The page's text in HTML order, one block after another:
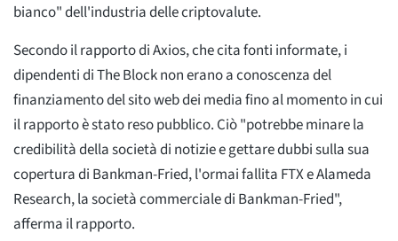
bianco" dell'industria delle criptovalute.
Secondo il rapporto di Axios, che cita fonti informate, i
dipendenti di The Block non erano a conoscenza del
finanziamento del sito web dei media fino al momento in cui
il rapporto è stato reso pubblico. Ciò "potrebbe minare la
credibilità della società di notizie e gettare dubbi sulla sua
copertura di Bankman-Fried, l'ormai fallita FTX e Alameda
Research, la società commerciale di Bankman-Fried",
afferma il rapporto.